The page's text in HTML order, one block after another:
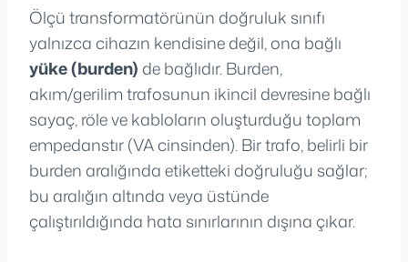
Ölçü transformatörünün doğruluk sınıfı
yalnızca cihazın kendisine değil, ona bağlı
yüke (burden) de bağlıdır. Burden,
akım/gerilim trafosunun ikincil devresine bağlı
sayaç, röle ve kabloların oluşturduğu toplam
empedanstır (VA cinsinden). Bir trafo, belirli bir
burden aralığında etiketteki doğruluğu sağlar;
bu aralığın altında veya üstünde
çalıştırıldığında hata sınırlarının dışına çıkar.